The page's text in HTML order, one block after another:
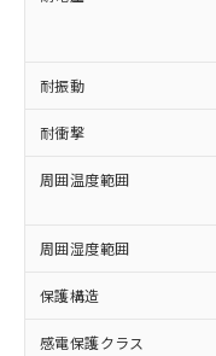
耐振動
耐衝撃
周囲温度範囲
周囲湿度範囲
保護構造
感電保護クラス
正式な
様のお
ムロン
オムロ
在庫状
事前の
示しな
マイパ
ビス）
メンバ
あります。
ル) (DEHP)(別名
ルベンジル（
（DBP）
但し、RoHS指令
図的な使用がな
部品在庫の切
月が前後する
DBP(フタル酸ジ
イソブチル) :
DEHP(フタル酸
「ｅ」：有
準値以下であ
「10」：通常
質が外部に漏
及ぼさない年
「－」：未確
当社は
全に破
いよう
当社は
ル、化
武器並
当社は
場合は
該第三
販売先
法に輸
り引き
一
在
い
た
機
受
情